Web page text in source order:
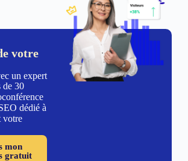
votre
un expert
de 30
dédié à
votre
mon
gratuit